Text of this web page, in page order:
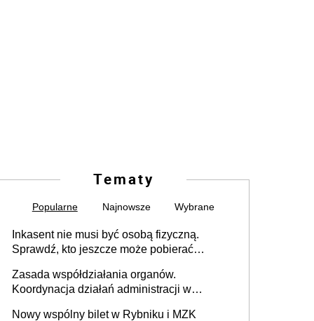
Tematy
Popularne Najnowsze Wybrane
Inkasent nie musi być osobą fizyczną.
Sprawdź, kto jeszcze może pobierać
Zasada współdziałania organów.
Koordynacja działań administracji w
Nowy wspólny bilet w Rybniku i MZK